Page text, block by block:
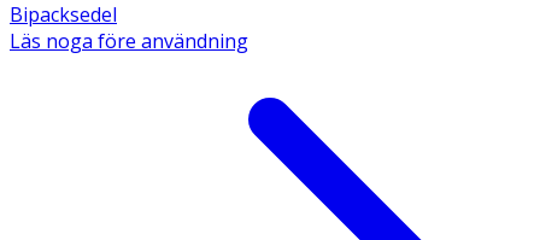
Bipacksedel
Läs noga före användning